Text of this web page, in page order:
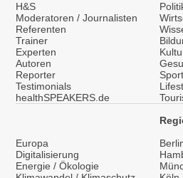
H&S
Moderatoren / Journalisten
Referenten
Trainer
Experten
Autoren
Reporter
Testimonials
healthSPEAKERS.de
Europa
Digitalisierung
Energie / Ökologie